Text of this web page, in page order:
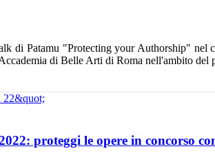
di Patamu "Protecting your Authorship"
di Belle Arti di Roma nell'ambito
proteggi le opere in concorso